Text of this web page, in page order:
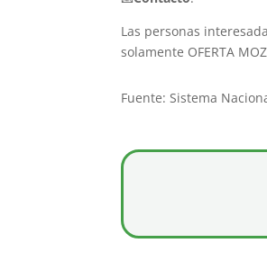
Las personas
solamente OFERTA
Fuente: Sistema